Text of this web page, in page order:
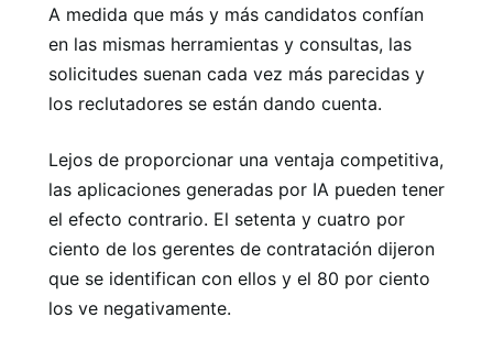
A medida que más y más candidatos confían
en las mismas herramientas y consultas, las
solicitudes suenan cada vez más parecidas y
los reclutadores se están dando cuenta.
Lejos de proporcionar una ventaja competitiva,
las aplicaciones generadas por IA pueden tener
el efecto contrario. El setenta y cuatro por
ciento de los gerentes de contratación dijeron
que se identifican con ellos y el 80 por ciento
los ve negativamente.